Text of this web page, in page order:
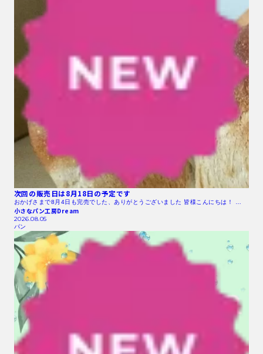
次回の販売日は8月18日の予定です
おかげさまで8月4日も完売でした、ありがとうございました 皆様こんにちは！ …
小さなパン工房Dream
2026.08.05
パン